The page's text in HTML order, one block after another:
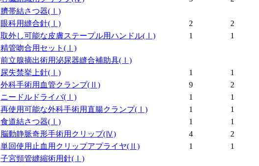
臍帯結さつ器(Ⅰ)
眼科用縫合針(Ⅰ) 2
2
取外し可能な皮膚ステープル用ハンドル(Ⅰ) 1
1
精管吻合用セット (Ⅰ)
前立腺摘出術用泌尿器縫合補助具(Ⅰ)
尿失禁挙上針(Ⅰ) 1
1
外科手術用血管クランプ(Ⅱ) 9
2
ニードルドライバ(Ⅰ) 1
1
再使用可能な外科手術用直腸クランプ(Ⅰ) 1
1
食道結さつ器(Ⅰ) 1
1
脳動静脈奇形手術用クリップ(Ⅳ) 4
2
単回使用止血用クリップアプライヤ(Ⅱ) 1
1
子宮頸管縫縮術用針(Ⅰ)